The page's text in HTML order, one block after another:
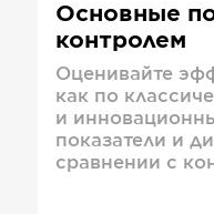
Основные
контролем
Оценивайте
как по
и
показатели и
сравнении с